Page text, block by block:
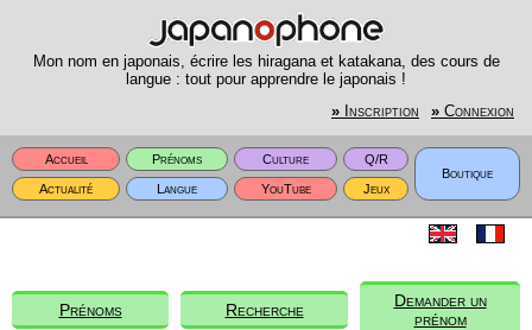
Mon nom en japonais, écrire les hiragana et katakana, des cours de
langue : tout pour apprendre le japonais !
» Inscription » Connexion
Accueil Prénoms Culture
Q/R
Boutique
Actualité
Langue YouTube Jeux
Prénoms Recherche
Demander un
prénom